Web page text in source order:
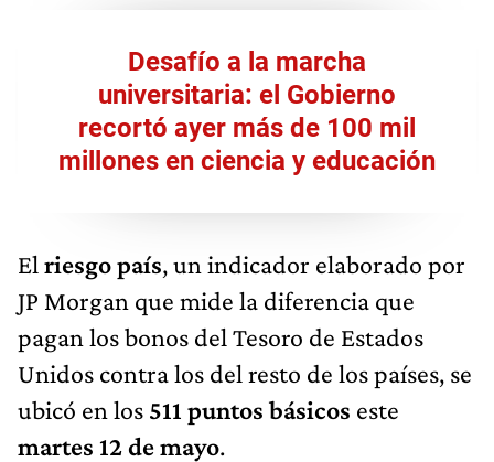
Desafío a la marcha
universitaria: el Gobierno
recortó ayer más de 100 mil
millones en ciencia y educación
El riesgo país, un indicador elaborado por
JP Morgan que mide la diferencia que
pagan los bonos del Tesoro de Estados
Unidos contra los del resto de los países, se
ubicó en los 511 puntos básicos este
martes 12 de mayo.